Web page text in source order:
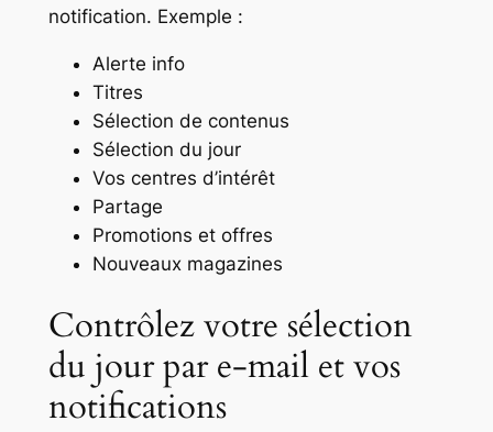
notification. Exemple :
Alerte info
Titres
Sélection de contenus
Sélection du jour
Vos centres d’intérêt
Partage
Promotions et offres
Nouveaux magazines
Contrôlez votre sélection
du jour par e-mail et vos
notifications